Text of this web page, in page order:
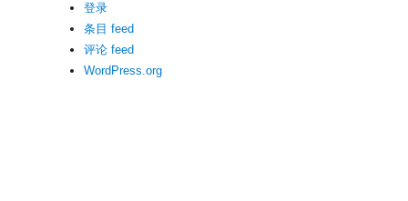
登录
条目 feed
评论 feed
WordPress.org